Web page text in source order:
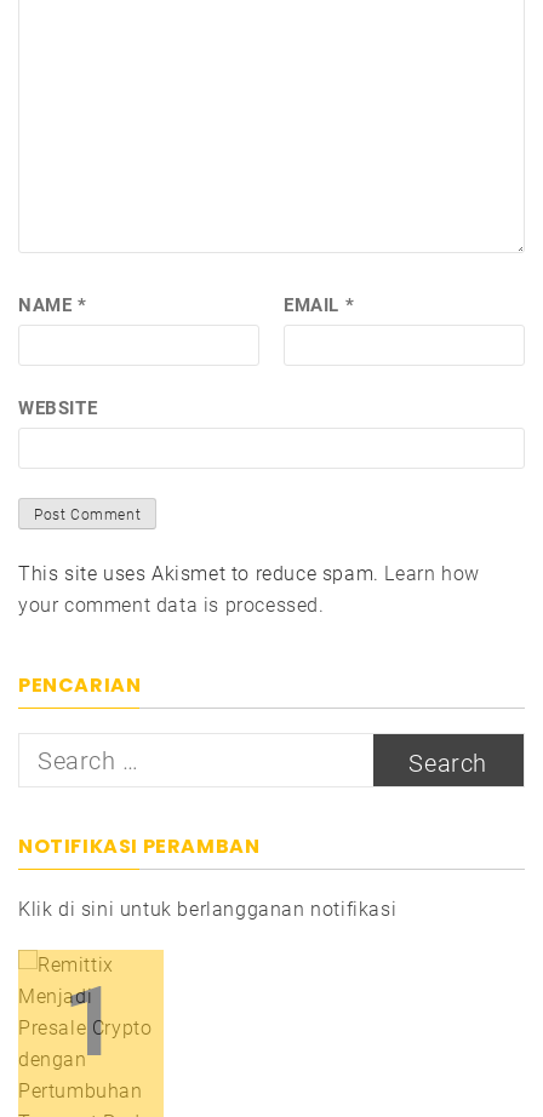
NAME * EMAIL *
WEBSITE
This site uses Akismet to reduce spam. Learn how
your comment data is processed.
PENCARIAN
Search
NOTIFIKASI PERAMBAN
Klik di sini untuk berlangganan notifikasi
1